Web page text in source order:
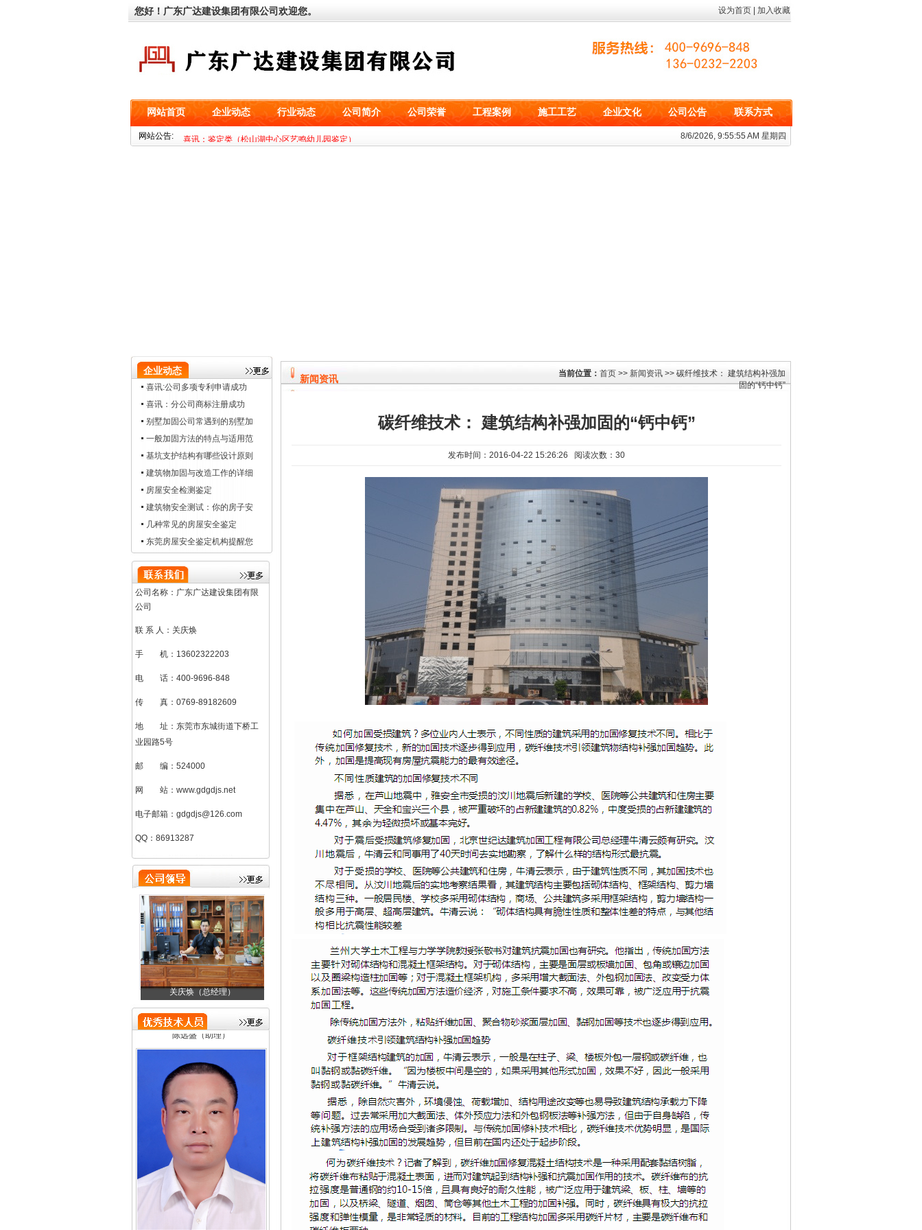
您好！广东广达建设集团有限公司欢迎您。 设为首页 加入收藏
网站首页 企业动态 行业动态 公司简介 公司荣誉 工程案例 施工工艺 企业文化 公司公告 联系方式
网站公告:
喜讯：基坑类（深圳市海益零二科技有限公司设备基础工程）
喜讯：鉴定类（松山湖中心区艺鸣幼儿园鉴定）
8/6/2026, 9:55:56 AM 星期四
企业动态
喜讯:公司多项专利申请成功
喜讯：分公司商标注册成功
别墅加固公司常遇到的别墅加
一般加固方法的特点与适用范
基坑支护结构有哪些设计原则
建筑物加固与改造工作的详细
房屋安全检测鉴定
建筑物安全测试：你的房子安
几种常见的房屋安全鉴定
东莞房屋安全鉴定机构提醒您
公司名称：广东广达建设集团有限
公司
联 系 人：关庆焕
手 机：13602322203
电 话：400-9696-848
传 真：0769-89182609
地 址：东莞市东城街道下桥工
业园路5号
邮 编：524000
网 站：www.gdgdjs.net
电子邮箱：gdgdjs@126.com
QQ：86913287
关庆焕（总经理） 邓金成（技术负责人）
刘加凤（总助）
陈远盛（助理）
新闻资讯 当前位置： 首页 >> 新闻资讯 >> 碳纤维技术： 建筑结构补强加
固的“钙中钙”
碳纤维技术： 建筑结构补强加固的“钙中钙”
发布时间：2016-04-22 15:26:26 阅读次数：30